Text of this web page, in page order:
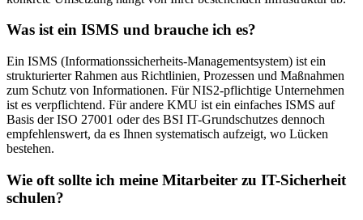
Was ist ein ISMS und brauche ich es?
Ein ISMS (Informationssicherheits-Managementsystem) ist ein
strukturierter Rahmen aus Richtlinien, Prozessen und Maßnahmen
zum Schutz von Informationen. Für NIS2-pflichtige Unternehmen
ist es verpflichtend. Für andere KMU ist ein einfaches ISMS auf
Basis der ISO 27001 oder des BSI IT-Grundschutzes dennoch
empfehlenswert, da es Ihnen systematisch aufzeigt, wo Lücken
bestehen.
Wie oft sollte ich meine Mitarbeiter zu IT-Sicherheit
schulen?